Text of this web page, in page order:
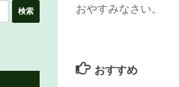
おやすみなさい。
おすすめ